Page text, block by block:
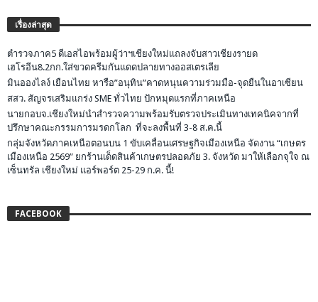
เรื่องล่าสุด
ตำรวจภาค5 ดีเอสไอพร้อมผู้ว่าฯเชียงใหม่แถลงจับสาวเชียงรายด
เฮโรอีน8.2กก.ใส่ขวดครีมกันแดดปลายทางออสเตรเลีย
มินอองไลง์ เยือนไทย หารือ”อนุทิน”คาดหนุนความร่วมมือ-จุดยืนในอาเซียน
สสว. สัญจรเสริมแกร่ง SME ทั่วไทย ปักหมุดแรกที่ภาคเหนือ
นายกอบจ.เชียงใหม่นำสำรวจความพร้อมรับตรวจประเมินทางเทคนิคจากที่
ปรึกษาคณะกรรมการมรดกโลก ที่จะลงพื้นที่ 3-8 ส.ค.นี้
กลุ่มจังหวัดภาคเหนือตอนบน 1 ขับเคลื่อนเศรษฐกิจเมืองเหนือ จัดงาน “เกษตร
เมืองเหนือ 2569” ยกร้านเด็ดสินค้าเกษตรปลอดภัย 3. จังหวัด มาให้เลือกจุใจ ณ
เซ็นทรัล เชียงใหม่ แอร์พอร์ต 25-29 ก.ค. นี้!
FACEBOOK